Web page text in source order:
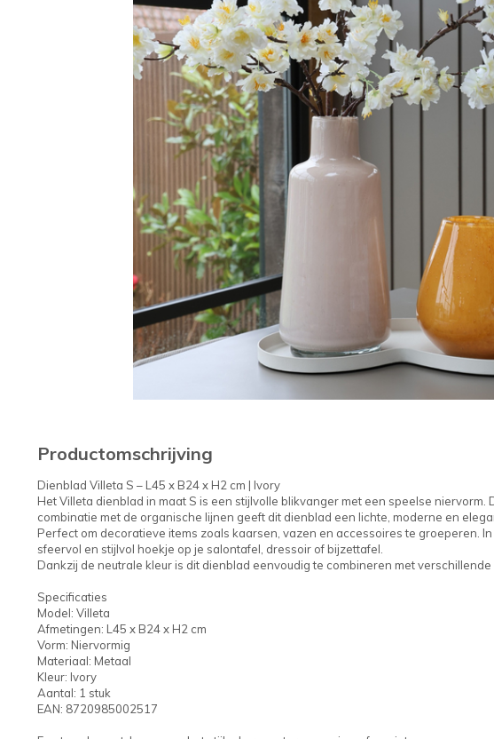
Productomschrijving
Dienblad Villeta S – L45 x B24 x H2 cm | Ivory
Het Villeta dienblad in maat S is een stijlvolle blikvanger met een speelse niervorm.
combinatie met de organische lijnen geeft dit dienblad een lichte, moderne en
Perfect om decoratieve items zoals kaarsen, vazen en accessoires te groeperen.
sfeervol en stijlvol hoekje op je salontafel, dressoir of bijzettafel.
Dankzij de neutrale kleur is dit dienblad eenvoudig te combineren met
Specificaties
Model: Villeta
Afmetingen: L45 x B24 x H2 cm
Vorm: Niervormig
Materiaal: Metaal
Kleur: Ivory
Aantal: 1 stuk
EAN: 8720985002517